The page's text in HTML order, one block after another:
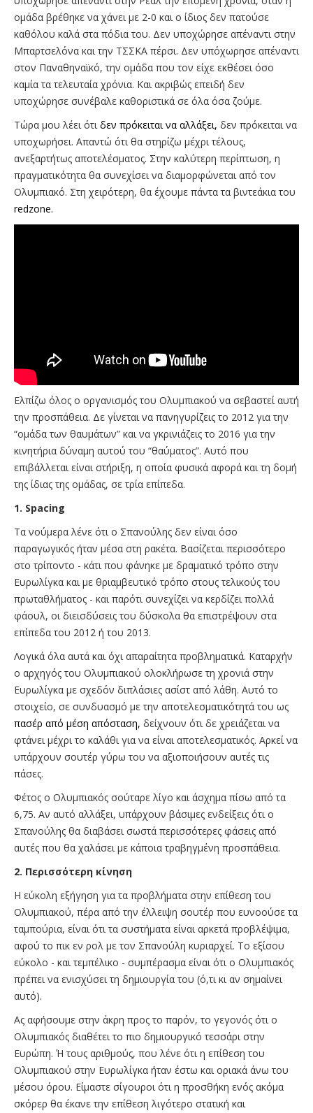
ομάδα βρέθηκε να χάνει με 2-0 και ο ίδιος δεν πατούσε
καθόλου καλά στα πόδια του. Δεν υποχώρησε απέναντι στην
Μπαρτσελόνα και την ΤΣΣΚΑ πέρσι. Δεν υπόχωρησε απέναντι
στον Παναθηναϊκό, την ομάδα που τον είχε εκθέσει όσο
καμία τα τελευταία χρόνια. Και ακριβώς επειδή δεν
υποχώρησε συνέβαλε καθοριστικά σε όλα όσα ζούμε.
Τώρα μου λέει ότιδεν πρόκειται να αλλάξει, δεν πρόκειται να
υποχωρήσει. Απαντώ ότι θα στηρίζω μέχρι τέλους,
ανεξαρτήτως αποτελέσματος. Στην καλύτερη περίπτωση, η
πραγματικότητα θα συνεχίσει να διαμορφώνεται από τον
Ολυμπιακό. Στη χειρότερη, θα έχουμε πάντα τα βιντεάκια του
redzone.
Ελπίζω όλος ο οργανισμός του Ολυμπιακού να σεβαστεί αυτή
την προσπάθεια. Δε γίνεται να πανηγυρίζεις το 2012 για την
“ομάδα των θαυμάτων” και να γκρινιάζεις το 2016 για την
κινητήρια δύναμη αυτού του “θαύματος”. Αυτό που
επιβάλλεται είναι στήριξη, η οποία φυσικά αφορά και τη δομή
της ίδιας της ομάδας, σε τρία επίπεδα.
1. Spacing
Τα νούμερα λένε ότι ο Σπανούλης δεν είναι όσο
παραγωγικός ήταν μέσα στη ρακέτα. Βασίζεται περισσότερο
στο τρίποντο - κάτι που φάνηκε με δραματικό τρόπο στην
Ευρωλίγκα και με θριαμβευτικό τρόπο στους τελικούς του
πρωταθλήματος - και παρότι συνεχίζει να κερδίζει πολλά
φάουλ, οι διεισδύσεις του δύσκολα θα επιστρέψουν στα
επίπεδα του 2012 ή του 2013.
Λογικά όλα αυτά και όχι απαραίτητα προβληματικά. Καταρχήν
ο αρχηγός του Ολυμπιακού ολοκλήρωσε τη χρονιά στην
Ευρωλίγκα με σχεδόν διπλάσιες ασίστ από λάθη. Αυτό το
στοιχείο, σε συνδυασμό με την αποτελεσματικότητά του ως
πασέρ από μέση απόσταση, δείχνουν ότι δε χρειάζεται να
φτάνει μέχρι το καλάθι για να είναι αποτελεσματικός. Αρκεί να
υπάρχουν σουτέρ γύρω του να αξιοποιήσουν αυτές τις
πάσες.
Φέτος ο Ολυμπιακός σούταρε λίγο και άσχημα πίσω από τα
6,75. Αν αυτό αλλάξει, υπάρχουν βάσιμες ενδείξεις ότι ο
Σπανούλης θα διαβάσει σωστά περισσότερες φάσεις από
αυτές που θα χαλάσει με κάποια τραβηγμένη προσπάθεια.
2. Περισσότερη κίνηση
Η εύκολη εξήγηση για τα προβλήματα στην επίθεση του
Ολυμπιακού, πέρα από την έλλειψη σουτέρ που ευνοούσε τα
ταμπούρια, είναι ότι τα συστήματα είναι αρκετά προβλέψιμα,
αφού το πικ εν ρολ με τον Σπανούλη κυριαρχεί. Το εξίσου
εύκολο - και τεμπέλικο - συμπέρασμα είναι ότι ο Ολυμπιακός
πρέπει να ενισχύσει τη δημιουργία του (ό,τι κι αν σημαίνει
αυτό).
Ας αφήσουμε στην άκρη προς το παρόν, το γεγονός ότι ο
Ολυμπιακός διαθέτει το πιο δημιουργικό τεσσάρι στην
Ευρώπη. Ή τους αριθμούς, που λένε ότι η επίθεση του
Ολυμπιακού στην Ευρωλίγκα ήταν έστω και οριακά άνω του
μέσου όρου. Είμαστε σίγουροι ότι η προσθήκη ενός ακόμα
σκόρερ θα έκανε την επίθεση λιγότερο στατική και